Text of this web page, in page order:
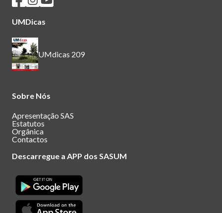
UMDicas
UMdicas 209
Sobre Nós
Apresentação SAS
Estatutos
Orgânica
Contactos
Descarregue a APP dos SASUM